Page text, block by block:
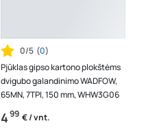
0/5 (0)
Pjūklas gipso kartono plokštėms
dvigubo galandinimo WADFOW,
65MN, 7TPI, 150 mm, WHW3G06
499 € / vnt.